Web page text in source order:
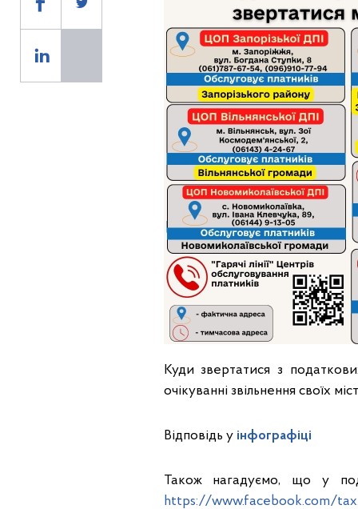
Куди звертатися з
очікуванні звільнення своїх
Відповідь у інфографіці
Також нагадуємо, що у
https://www.facebook.com/